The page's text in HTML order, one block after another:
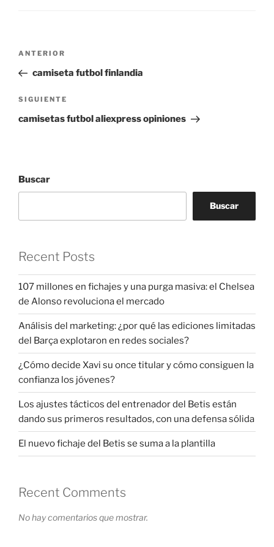
Navegación
entradas
Entrada
anterior:
ANTERIOR
camiseta futbol finlandia
Siguiente
entrada
SIGUIENTE
camisetas futbol aliexpress opiniones
Buscar
Buscar
Recent Posts
107 millones en fichajes y una purga masiva: el Chelsea
de Alonso revoluciona el mercado
Análisis del marketing: ¿por qué las ediciones limitadas
del Barça explotaron en redes sociales?
¿Cómo decide Xavi su once titular y cómo consiguen la
confianza los jóvenes?
Los ajustes tácticos del entrenador del Betis están
dando sus primeros resultados, con una defensa sólida
El nuevo fichaje del Betis se suma a la plantilla
Recent Comments
No hay comentarios que mostrar.